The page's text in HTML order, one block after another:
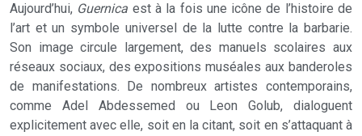
Aujourd’hui, Guernica est à la fois une icône de l’histoire de
l’art et un symbole universel de la lutte contre la barbarie.
Son image circule largement, des manuels scolaires aux
réseaux sociaux, des expositions muséales aux banderoles
de manifestations. De nombreux artistes contemporains,
comme Adel Abdessemed ou Leon Golub, dialoguent
explicitement avec elle, soit en la citant, soit en s’attaquant à